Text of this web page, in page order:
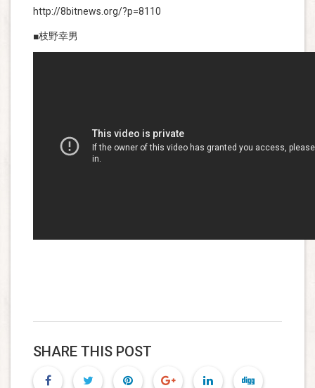
http://8bitnews.org/?p=8110
■枝野幸男
SHARE THIS POST